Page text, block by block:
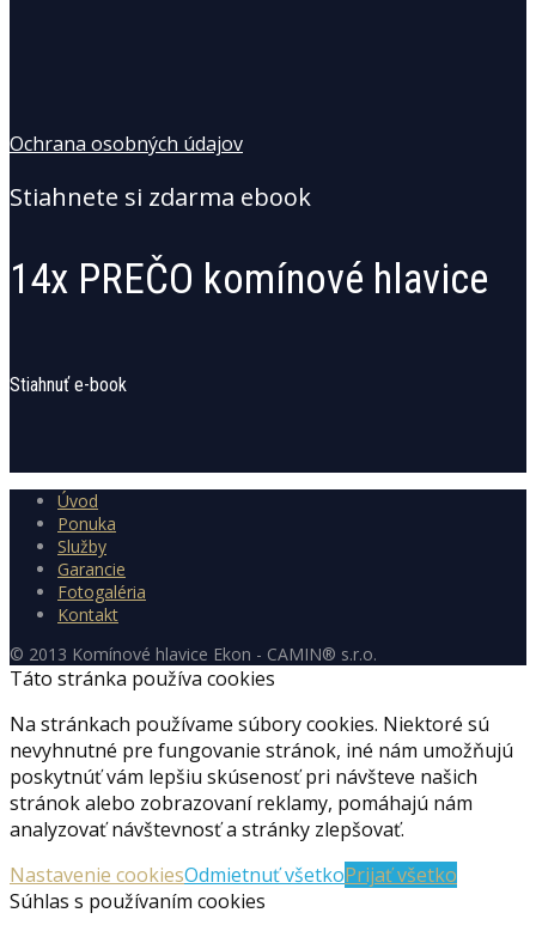
Ochrana osobných údajov
Stiahnete si zdarma ebook
14x PREČO komínové hlavice
Stiahnuť e-book
Úvod
Ponuka
Služby
Garancie
Fotogaléria
Kontakt
© 2013 Komínové hlavice Ekon - CAMIN® s.r.o.
Táto stránka používa cookies
Na stránkach používame súbory cookies. Niektoré sú
nevyhnutné pre fungovanie stránok, iné nám umožňujú
poskytnúť vám lepšiu skúsenosť pri návšteve našich
stránok alebo zobrazovaní reklamy, pomáhajú nám
analyzovať návštevnosť a stránky zlepšovať.
Nastavenie cookiesOdmietnuť všetkoPrijať všetko
Súhlas s používaním cookies